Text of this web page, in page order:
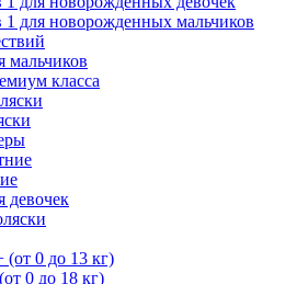
1 для новорожденных мальчиков
мальчиков
класса
девочек
(от 0 до 13 кг)
0 до 18 кг)